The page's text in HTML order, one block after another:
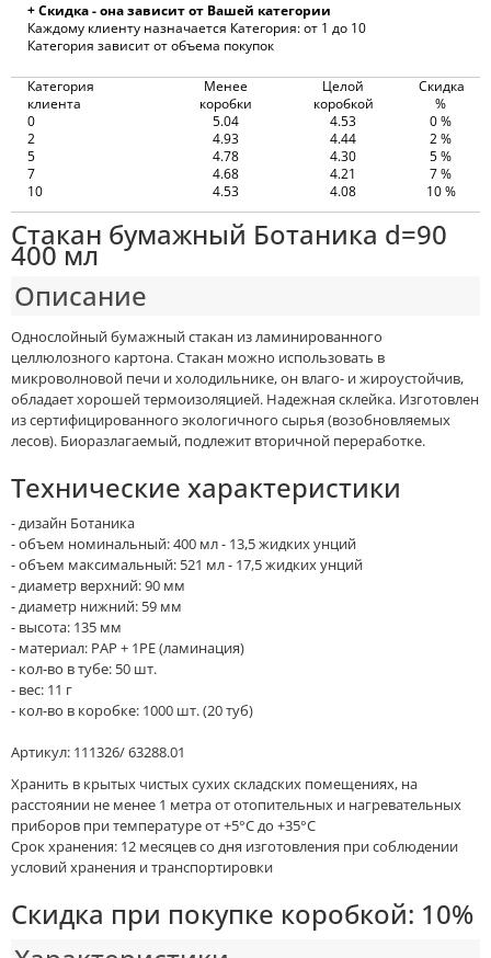
+ Скидка - она зависит от Вашей категории
Каждому клиенту назначается Категория: от 1 до 10
Категория зависит от объема покупок
Категория
клиента
Менее
коробки
Целой
коробкой
Скидка
%
0
5.04 4.53
0 %
2
4.93 4.44
2 %
5
4.78 4.30
5 %
7
4.68 4.21
7 %
10
4.53 4.08 10 %
Стакан бумажный Ботаника d=90
400 мл
Описание
Однослойный бумажный стакан из ламинированного
целлюлозного картона. Стакан можно использовать в
микроволновой печи и холодильнике, он влаго- и жироустойчив,
обладает хорошей термоизоляцией. Надежная склейка. Изготовлен
из сертифицированного экологичного сырья (возобновляемых
лесов). Биоразлагаемый, подлежит вторичной переработке.
Технические характеристики
- дизайн Ботаника
- объем номинальный: 400 мл - 13,5 жидких унций
- объем максимальный: 521 мл - 17,5 жидких унций
- диаметр верхний: 90 мм
- диаметр нижний: 59 мм
- высота: 135 мм
- материал: PAP + 1PE (ламинация)
- кол-во в тубе: 50 шт.
- вес: 11 г
- кол-во в коробке: 1000 шт. (20 туб)
Артикул: 111326/ 63288.01
Хранить в крытых чистых сухих складских помещениях, на
расстоянии не менее 1 метра от отопительных и нагревательных
приборов при температуре от +5°С до +35°С
Срок хранения: 12 месяцев со дня изготовления при соблюдении
условий хранения и транспортировки
Скидка при покупке коробкой: 10%